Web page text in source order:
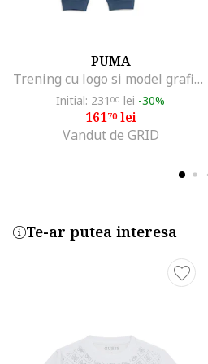
PUMA
Trening cu logo si model grafic, Albastru/Crem
Initial: 231 00 lei -30%
16170lei
Vandut de GRID
Te-ar putea interesa